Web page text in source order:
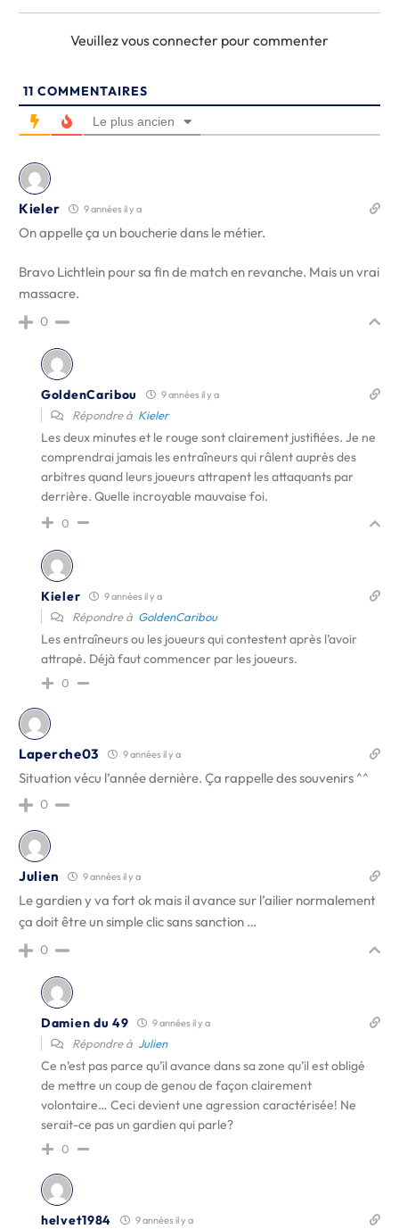
Veuillez vous connecter pour commenter
11 COMMENTAIRES
Le plus ancien
Kieler 9 années il y a
On appelle ça un boucherie dans le métier.
Bravo Lichtlein pour sa fin de match en revanche. Mais un vrai
massacre.
0
GoldenCaribou 9 années il y a
Répondre à Kieler
Les deux minutes et le rouge sont clairement justifiées. Je ne
comprendrai jamais les entraîneurs qui râlent auprès des
arbitres quand leurs joueurs attrapent les attaquants par
derrière. Quelle incroyable mauvaise foi.
0
Kieler 9 années il y a
Répondre à GoldenCaribou
Les entraîneurs ou les joueurs qui contestent après l’avoir
attrapé. Déjà faut commencer par les joueurs.
0
Laperche03 9 années il y a
Situation vécu l’année dernière. Ça rappelle des souvenirs ^^
0
Julien 9 années il y a
Le gardien y va fort ok mais il avance sur l’ailier normalement
ça doit être un simple clic sans sanction …
0
Damien du 49 9 années il y a
Répondre à Julien
Ce n’est pas parce qu’il avance dans sa zone qu’il est obligé
de mettre un coup de genou de façon clairement
volontaire… Ceci devient une agression caractérisée! Ne
serait-ce pas un gardien qui parle?
0
helvet1984 9 années il y a